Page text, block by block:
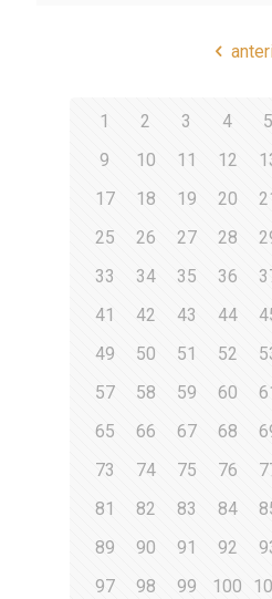
1 2 3 4 5
9
10 11 12
17
18 19 20
25
26 27 28
33
34 35 36
41
42 43 44
49
50 51 52
57
58 59 60
65
66 67 68
73
74 75 76
81
82 83 84
89
90 91 92
97
98 99 100